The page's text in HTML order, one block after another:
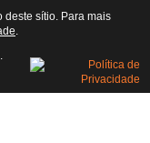
deste sítio. Para mais
.